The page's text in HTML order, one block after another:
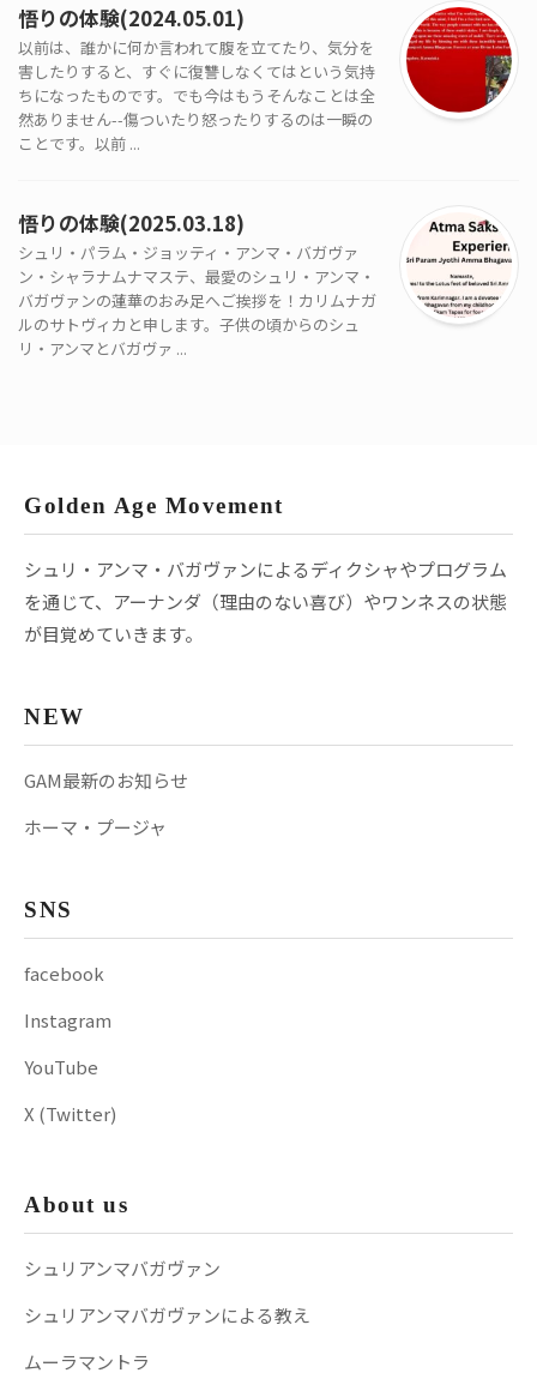
悟りの体験(2024.05.01)
以前は、誰かに何か言われて腹を立てたり、気分を
害したりすると、すぐに復讐しなくてはという気持
ちになったものです。でも今はもうそんなことは全
然ありません--傷ついたり怒ったりするのは一瞬の
ことです。以前 ...
悟りの体験(2025.03.18)
シュリ・パラム・ジョッティ・アンマ・バガヴァ
ン・シャラナムナマステ、最愛のシュリ・アンマ・
バガヴァンの蓮華のおみ足へご挨拶を！カリムナガ
ルのサトヴィカと申します。子供の頃からのシュ
リ・アンマとバガヴァ ...
Golden Age Movement
シュリ・アンマ・バガヴァンによるディクシャやプログラム
を通じて、アーナンダ（理由のない喜び）やワンネスの状態
が目覚めていきます。
NEW
GAM最新のお知らせ
ホーマ・プージャ
SNS
facebook
Instagram
YouTube
X (Twitter)
About us
シュリアンマバガヴァン
シュリアンマバガヴァンによる教え
ムーラマントラ